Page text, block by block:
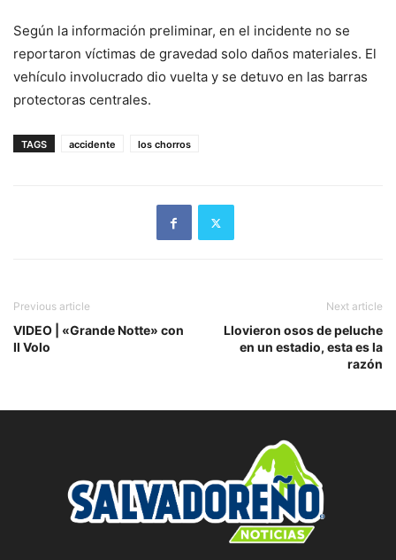
Según la información preliminar, en el incidente no se
reportaron víctimas de gravedad solo daños materiales. El
vehículo involucrado dio vuelta y se detuvo en las barras
protectoras centrales.
TAGS accidente los chorros
Previous article
VIDEO | «Grande Notte» con
Il Volo
Next article
Llovieron osos de peluche
en un estadio, esta es la
razón